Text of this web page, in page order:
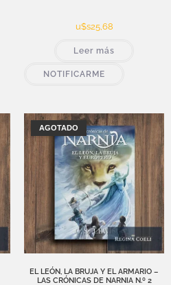
u$s25,68
Leer más
NOTIFICARME
AGOTADO
EL LEÓN, LA BRUJA Y EL ARMARIO –
LAS CRÓNICAS DE NARNIA N.º 2